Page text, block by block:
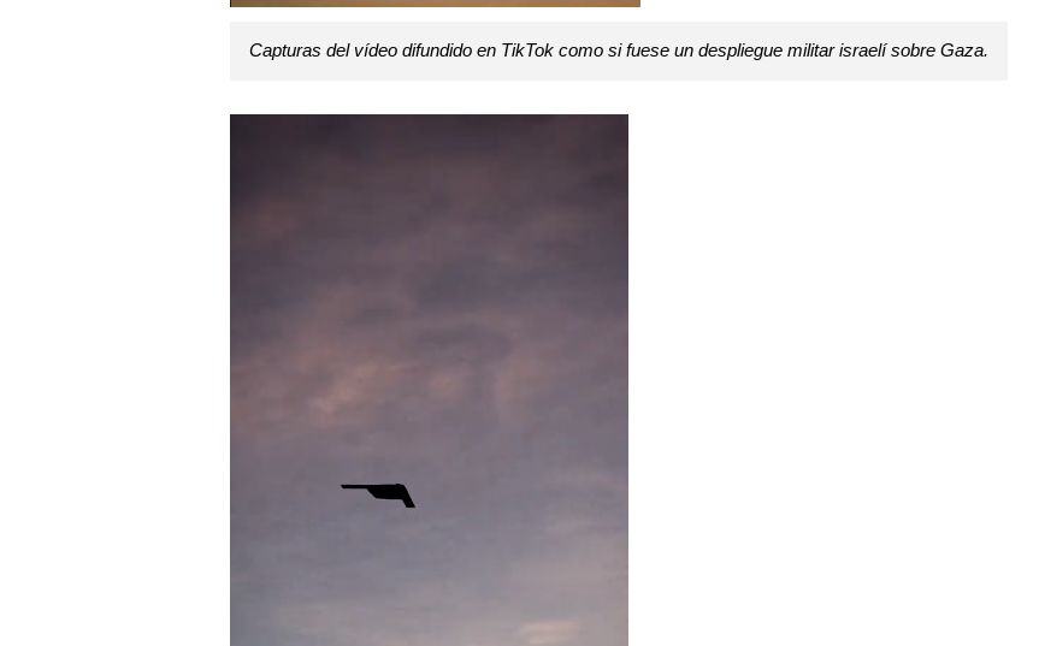
Capturas del vídeo difundido en TikTok como si fuese un despliegue militar israelí sobre Gaza.